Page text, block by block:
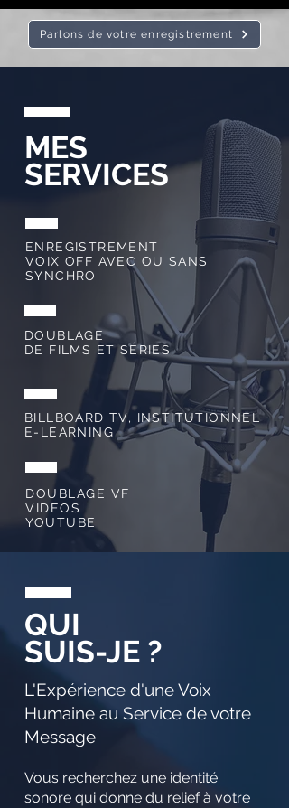
Parlons de votre enregistrement
MES
SERVICES
ENREGISTREMENT
VOIX OFF AVEC OU SANS
SYNCHRO
DOUBLAGE
DE FILMS ET SÉRIES
BILLBOARD TV, INSTITUTIONNEL
E-LEARNING
DOUBLAGE VF
VIDEOS
YOUTUBE
QUI
SUIS-JE ?
L'Expérience d'une Voix
Humaine au Service de votre
Message
Vous recherchez une identité
sonore qui donne du relief à votre